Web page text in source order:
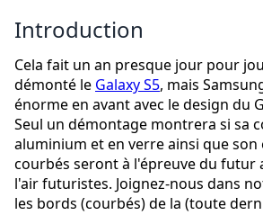
Introduction
Cela fait un an presque jour pour
démonté le Galaxy S5, mais
énorme en avant avec le design du
Seul un démontage montrera si sa
aluminium et en verre ainsi que son
courbés seront à l'épreuve du futur
l'air futuristes. Joignez-nous dans
les bords (courbés) de la (toute